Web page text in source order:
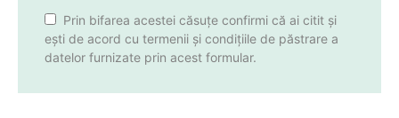
Prin bifarea acestei căsuțe confirmi că ai citit și
ești de acord cu termenii și condițiile de păstrare a
datelor furnizate prin acest formular.